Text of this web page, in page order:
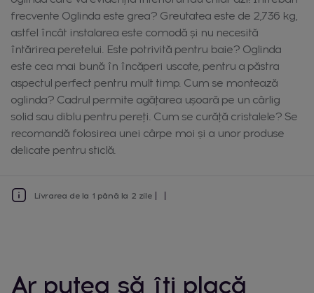
frecvente Oglinda este grea? Greutatea este de 2,736 kg,
astfel încât instalarea este comodă și nu necesită
întărirea peretelui. Este potrivită pentru baie? Oglinda
este cea mai bună în încăperi uscate, pentru a păstra
aspectul perfect pentru mult timp. Cum se montează
oglinda? Cadrul permite agățarea ușoară pe un cârlig
solid sau diblu pentru pereți. Cum se curăță cristalele? Se
recomandă folosirea unei cârpe moi și a unor produse
delicate pentru sticlă.
Livrarea de la 1 până la 2 zile
Ar putea să îți placă